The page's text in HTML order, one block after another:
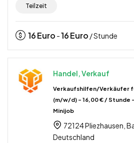
Teilzeit
16Euro -16Euro / Stunde
Handel, Verkauf
Verkaufshilfen/Verkäufer
(m/w/d) – 16,00 € / Stunde
Minijob
72124 Pliezhausen,
Deutschland